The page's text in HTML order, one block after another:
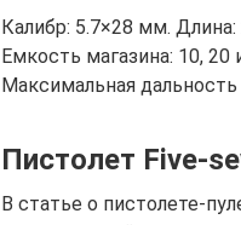
Калибр: 5.7×28 мм.
Емкость магазина: 10,
Максимальная
Пистолет Five-
В статье о пистолете-